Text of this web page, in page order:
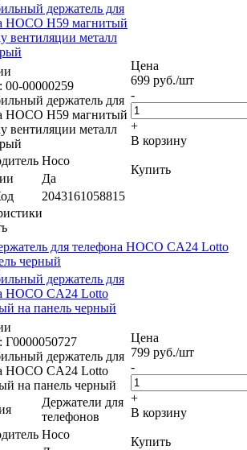
держатель для
HOCO H59 магнитый
вентиляции металл
00-00000259
держатель для
HOCO H59 магнитый
вентиляции металл
Hoco
Да
2043161058815
Цена
699 руб./шт
-
+
В корзину
Купить
для телефона HOCO CA24 Lotto
черный
держатель для
HOCO CA24 Lotto
на панель черный
Г0000050727
держатель для
HOCO CA24 Lotto
на панель черный
Держатели для
телефонов
Hoco
Цена
799 руб./шт
-
+
В корзину
Купить